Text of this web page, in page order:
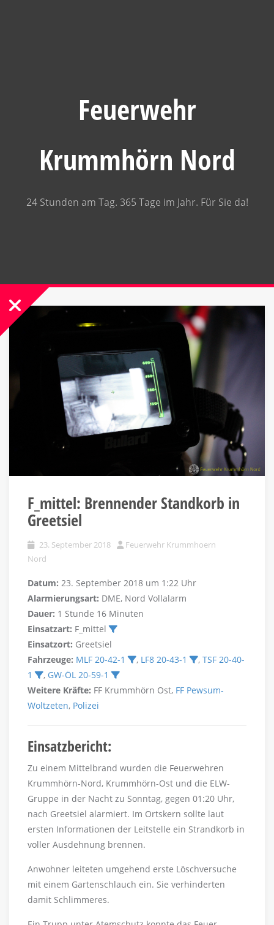
Feuerwehr
Krummhörn Nord
24 Stunden am Tag. 365 Tage im Jahr. Für Sie da!
F_mittel: Brennender Standkorb in
Greetsiel
23. September 2018
Feuerwehr Krummhoern
Nord
Datum: 23. September 2018 um 1:22 Uhr
Alarmierungsart: DME, Nord Vollalarm
Dauer: 1 Stunde 16 Minuten
Einsatzart: F_mittel
Einsatzort: Greetsiel
Fahrzeuge: MLF 20-42-1 , LF8 20-43-1 , TSF 20-40-
1
, GW-ÖL 20-59-1
Weitere Kräfte: FF Krummhörn Ost, FF Pewsum-
Woltzeten, Polizei
Einsatzbericht:
Zu einem Mittelbrand wurden die Feuerwehren
Krummhörn-Nord, Krummhörn-Ost und die ELW-
Gruppe in der Nacht zu Sonntag, gegen 01:20 Uhr,
nach Greetsiel alarmiert. Im Ortskern sollte laut
ersten Informationen der Leitstelle ein Strandkorb in
voller Ausdehnung brennen.
Anwohner leiteten umgehend erste Löschversuche
mit einem Gartenschlauch ein. Sie verhinderten
damit Schlimmeres.